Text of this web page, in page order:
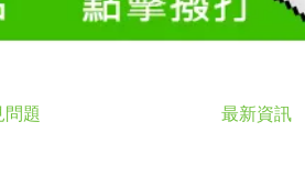
問題 最新資訊